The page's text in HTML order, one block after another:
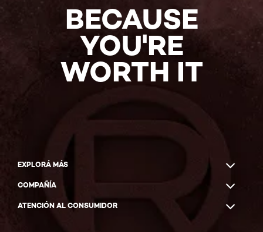
(19
BECAUSE
YOU'RE
WORTH IT
EXPLORÁ MÁS
COMPAÑÍA
ATENCIÓN AL CONSUMIDOR